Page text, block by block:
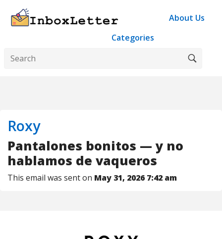
About Us
Categories
Roxy
Pantalones bonitos — y no
hablamos de vaqueros
This email was sent on May 31, 2026 7:42 am